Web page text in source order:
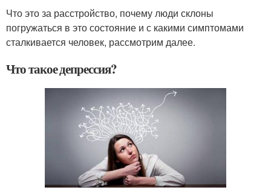
Что это за расстройство, почему люди склоны
погружаться в это состояние и с какими симптомами
сталкивается человек, рассмотрим далее.
Что такое депрессия?